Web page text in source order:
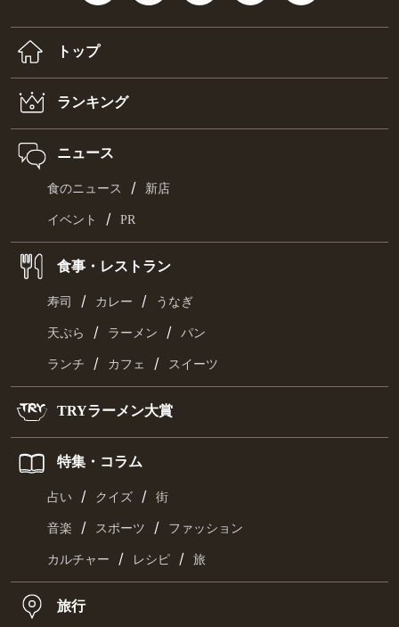
トップ
ランキング
ニュース
食のニュース / 新店
イベント / PR
食事・レストラン
寿司 / カレー / うなぎ
天ぷら / ラーメン / パン
ランチ / カフェ / スイーツ
TRYラーメン大賞
特集・コラム
占い / クイズ / 街
音楽 / スポーツ / ファッション
カルチャー / レシピ / 旅
旅行